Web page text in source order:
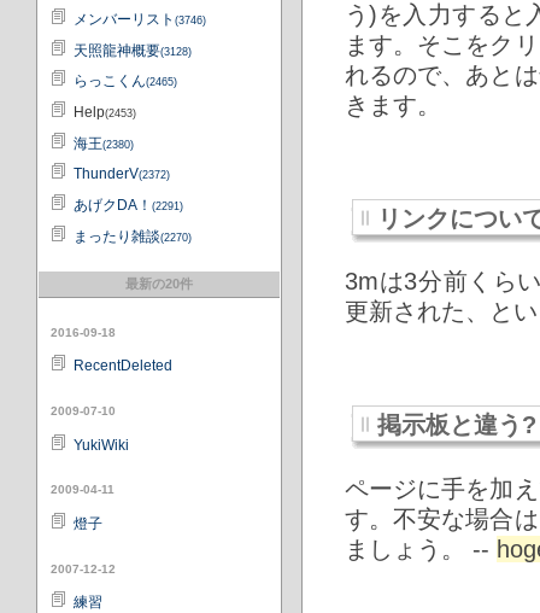
メンバーリスト(3746)
天照龍神概要(3128)
らっこくん(2465)
Help(2453)
海王(2380)
ThunderV(2372)
あげクDA！(2291)
まったり雑談(2270)
最新の20件
2016-09-18
RecentDeleted
2009-07-10
YukiWiki
2009-04-11
燈子
2007-12-12
練習
う)を入力すると
ます。そこをク
れるので、あと
きます。
リンクについ
3mは3分前くら
更新された、と
掲示板と違う
ページに手を加
す。不安な場合
ましょう。 --